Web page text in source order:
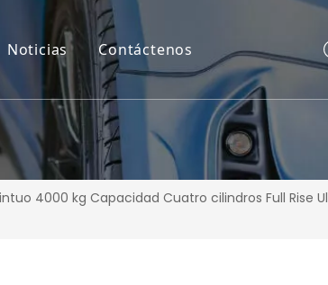
Noticias Contáctenos
4000 kg Capacidad Cuatro cilindros Full Rise